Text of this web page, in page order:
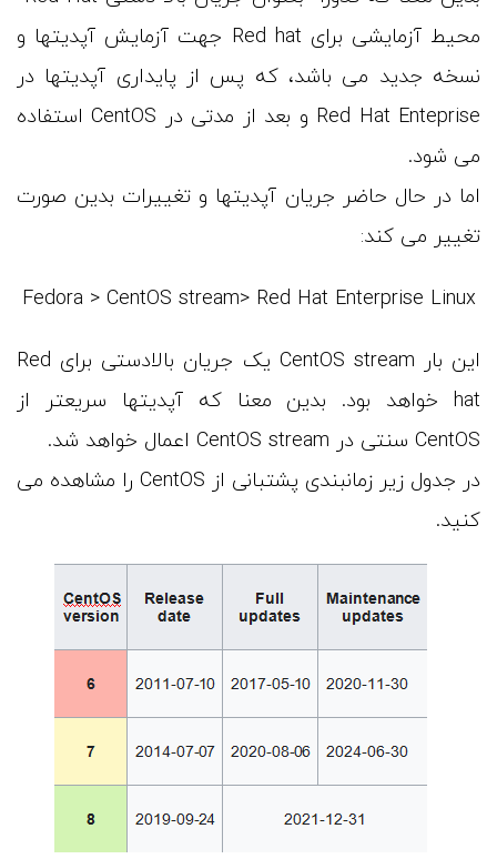
محیط آزمایشی برای Red hat جهت آزمایش آپدیتها و
نسخه جدید می باشد، که پس از پایداری آپدیتها در
Red Hat Enteprise و بعد از مدتی در CentOS استفاده
می شود.
اما در حال حاضر جریان آپدیتها و تغییرات بدین صورت
تغییر می کند:
Fedora > CentOS stream> Red Hat Enterprise Linux
این بار CentOS stream یک جریان بالادستی برای Red
hat خواهد بود. بدین معنا که آپدیتها سریعتر از
CentOS سنتی در CentOS stream اعمال خواهد شد.
در جدول زیر زمانبندی پشتبانی از CentOS را مشاهده می
کنید.